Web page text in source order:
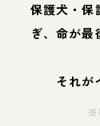
保護犬・保
ぎ、命が最
それが
※